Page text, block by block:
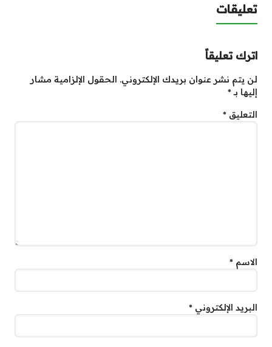
تعليقات
اترك تعليقاً
لن يتم نشر عنوان بريدك الإلكتروني. الحقول الإلزامية مشار
إليها بـ*
التعليق *
الاسم *
البريد الإلكتروني *